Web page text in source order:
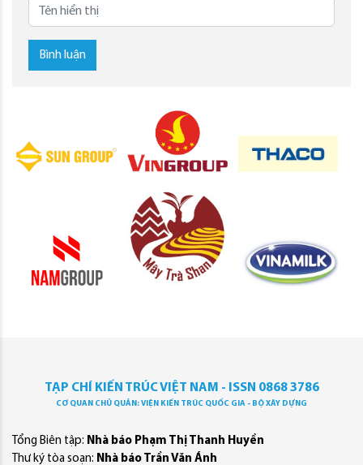
Bình luận
TẠP CHÍ KIẾN TRÚC VIỆT NAM - ISSN 0868 3786
CƠ QUAN CHỦ QUẢN: VIỆN KIẾN TRÚC QUỐC GIA - BỘ XÂY DỰNG
Tổng Biên tập: Nhà báo Phạm Thị Thanh Huyền
Thư ký tòa soạn: Nhà báo Trần Văn Ánh